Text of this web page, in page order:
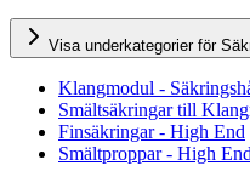
Visa underkategorier för
Klangmodul -
Smältsäkringar till
Finsäkringar - High End
Smältproppar - High End